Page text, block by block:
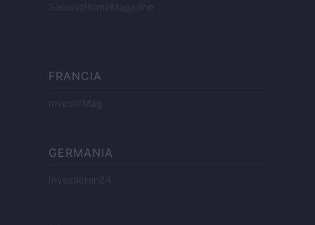
SecondHomeMagazine
FRANCIA
InvestirMag
GERMANIA
Investieren24